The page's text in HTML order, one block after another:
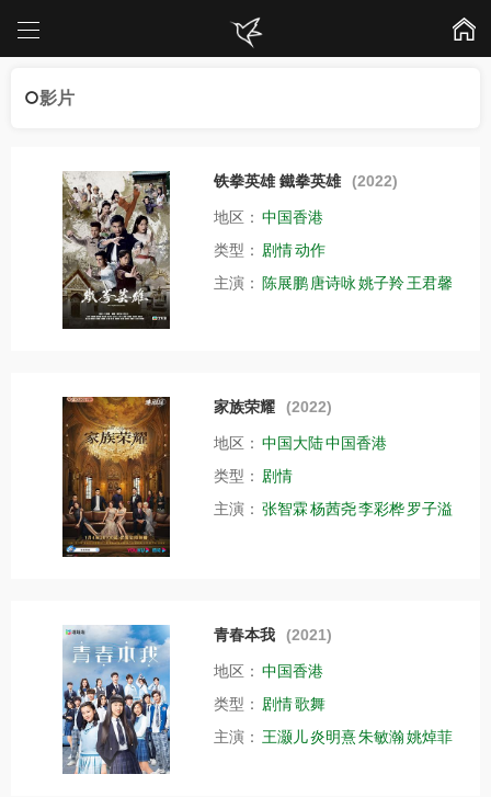
影片
铁拳英雄 鐵拳英雄 (2022)
地区： 中国香港
类型： 剧情动作
主演：
陈展鹏 唐诗咏姚子羚王君馨
家族荣耀 (2022)
地区： 中国大陆中国香港
类型： 剧情
主演： 张智霖杨茜尧李彩桦罗子溢
青春本我 (2021)
地区： 中国香港
类型： 剧情歌舞
主演： 王灏儿炎明熹朱敏瀚姚焯菲